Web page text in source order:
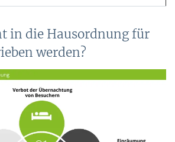
in die Hausordnung für
werden?